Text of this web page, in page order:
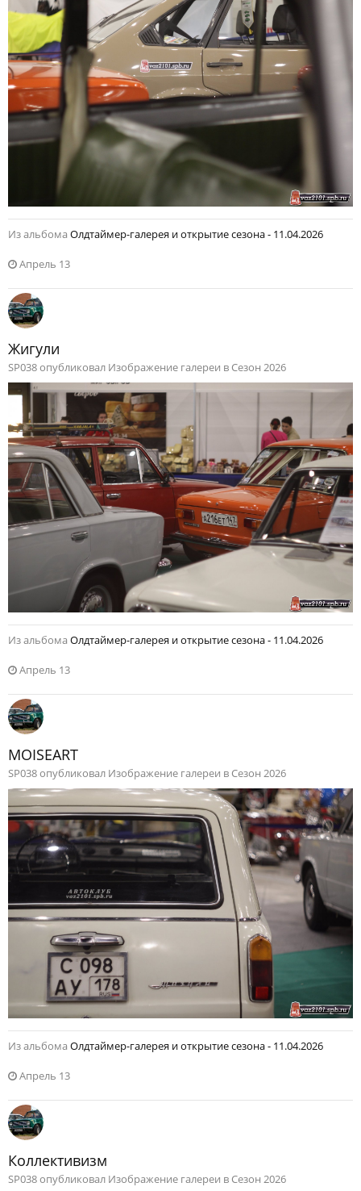
Из альбома Олдтаймер-галерея и открытие сезона - 11.04.2026
Апрель 13
Жигули
SP038 опубликовал Изображение галереи в Сезон 2026
Из альбома Олдтаймер-галерея и открытие сезона - 11.04.2026
Апрель 13
MOISEART
SP038 опубликовал Изображение галереи в Сезон 2026
Из альбома Олдтаймер-галерея и открытие сезона - 11.04.2026
Апрель 13
Коллективизм
SP038 опубликовал Изображение галереи в Сезон 2026